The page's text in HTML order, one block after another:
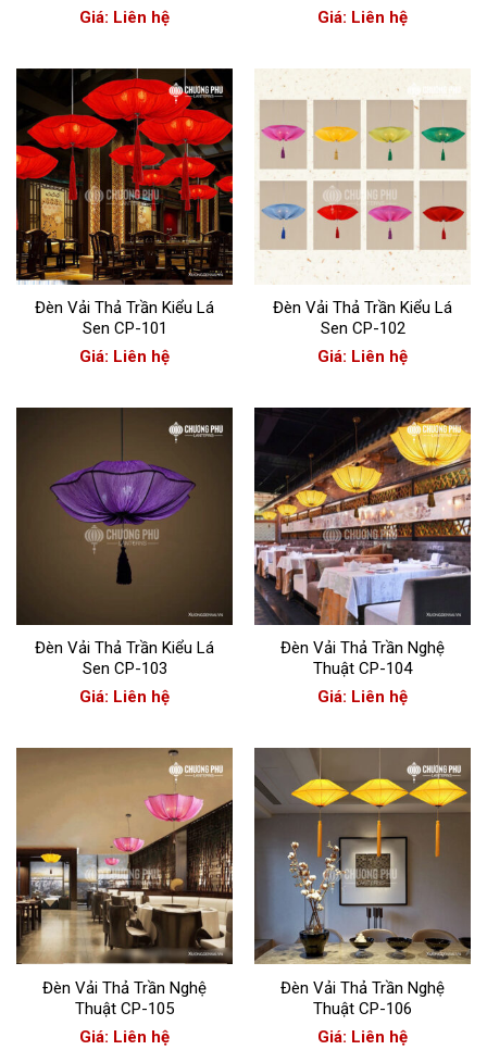
Giá: Liên hệ
Giá: Liên hệ
Đèn Vải Thả Trần Kiểu Lá
Sen CP-101
Giá: Liên hệ
Đèn Vải Thả Trần Kiểu Lá
Sen CP-102
Giá: Liên hệ
Đèn Vải Thả Trần Kiểu Lá
Sen CP-103
Giá: Liên hệ
Đèn Vải Thả Trần Nghệ
Thuật CP-104
Giá: Liên hệ
Đèn Vải Thả Trần Nghệ
Thuật CP-105
Giá: Liên hệ
Đèn Vải Thả Trần Nghệ
Thuật CP-106
Giá: Liên hệ